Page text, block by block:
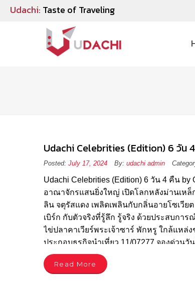
Udachi: Taste of Traveling
Udachi Celebrities (Edition) 6 วัน
Posted: July 17, 2024 By: udachi admin
Udachi Celebrities (Edition) 6 วัน 4 คืน
อาณาจักรแสนยิ่งใหญ่ เปิดโลกหลังม่านเห
ลิน จตุรัสแดง เพลิดเพลินกับกลิ่นอายโซเวี
เบิร์ก กับตัวจริงที่รู้ลึก รู้จริง ด้วยประสบก
ไข่ปลาคาเวียร์พระเจ้าซาร์ พักหรู ใกล้แหล่
ประกอบธุรกิจนำเที่ยว 11/07277 จองด่วนวั
Read More